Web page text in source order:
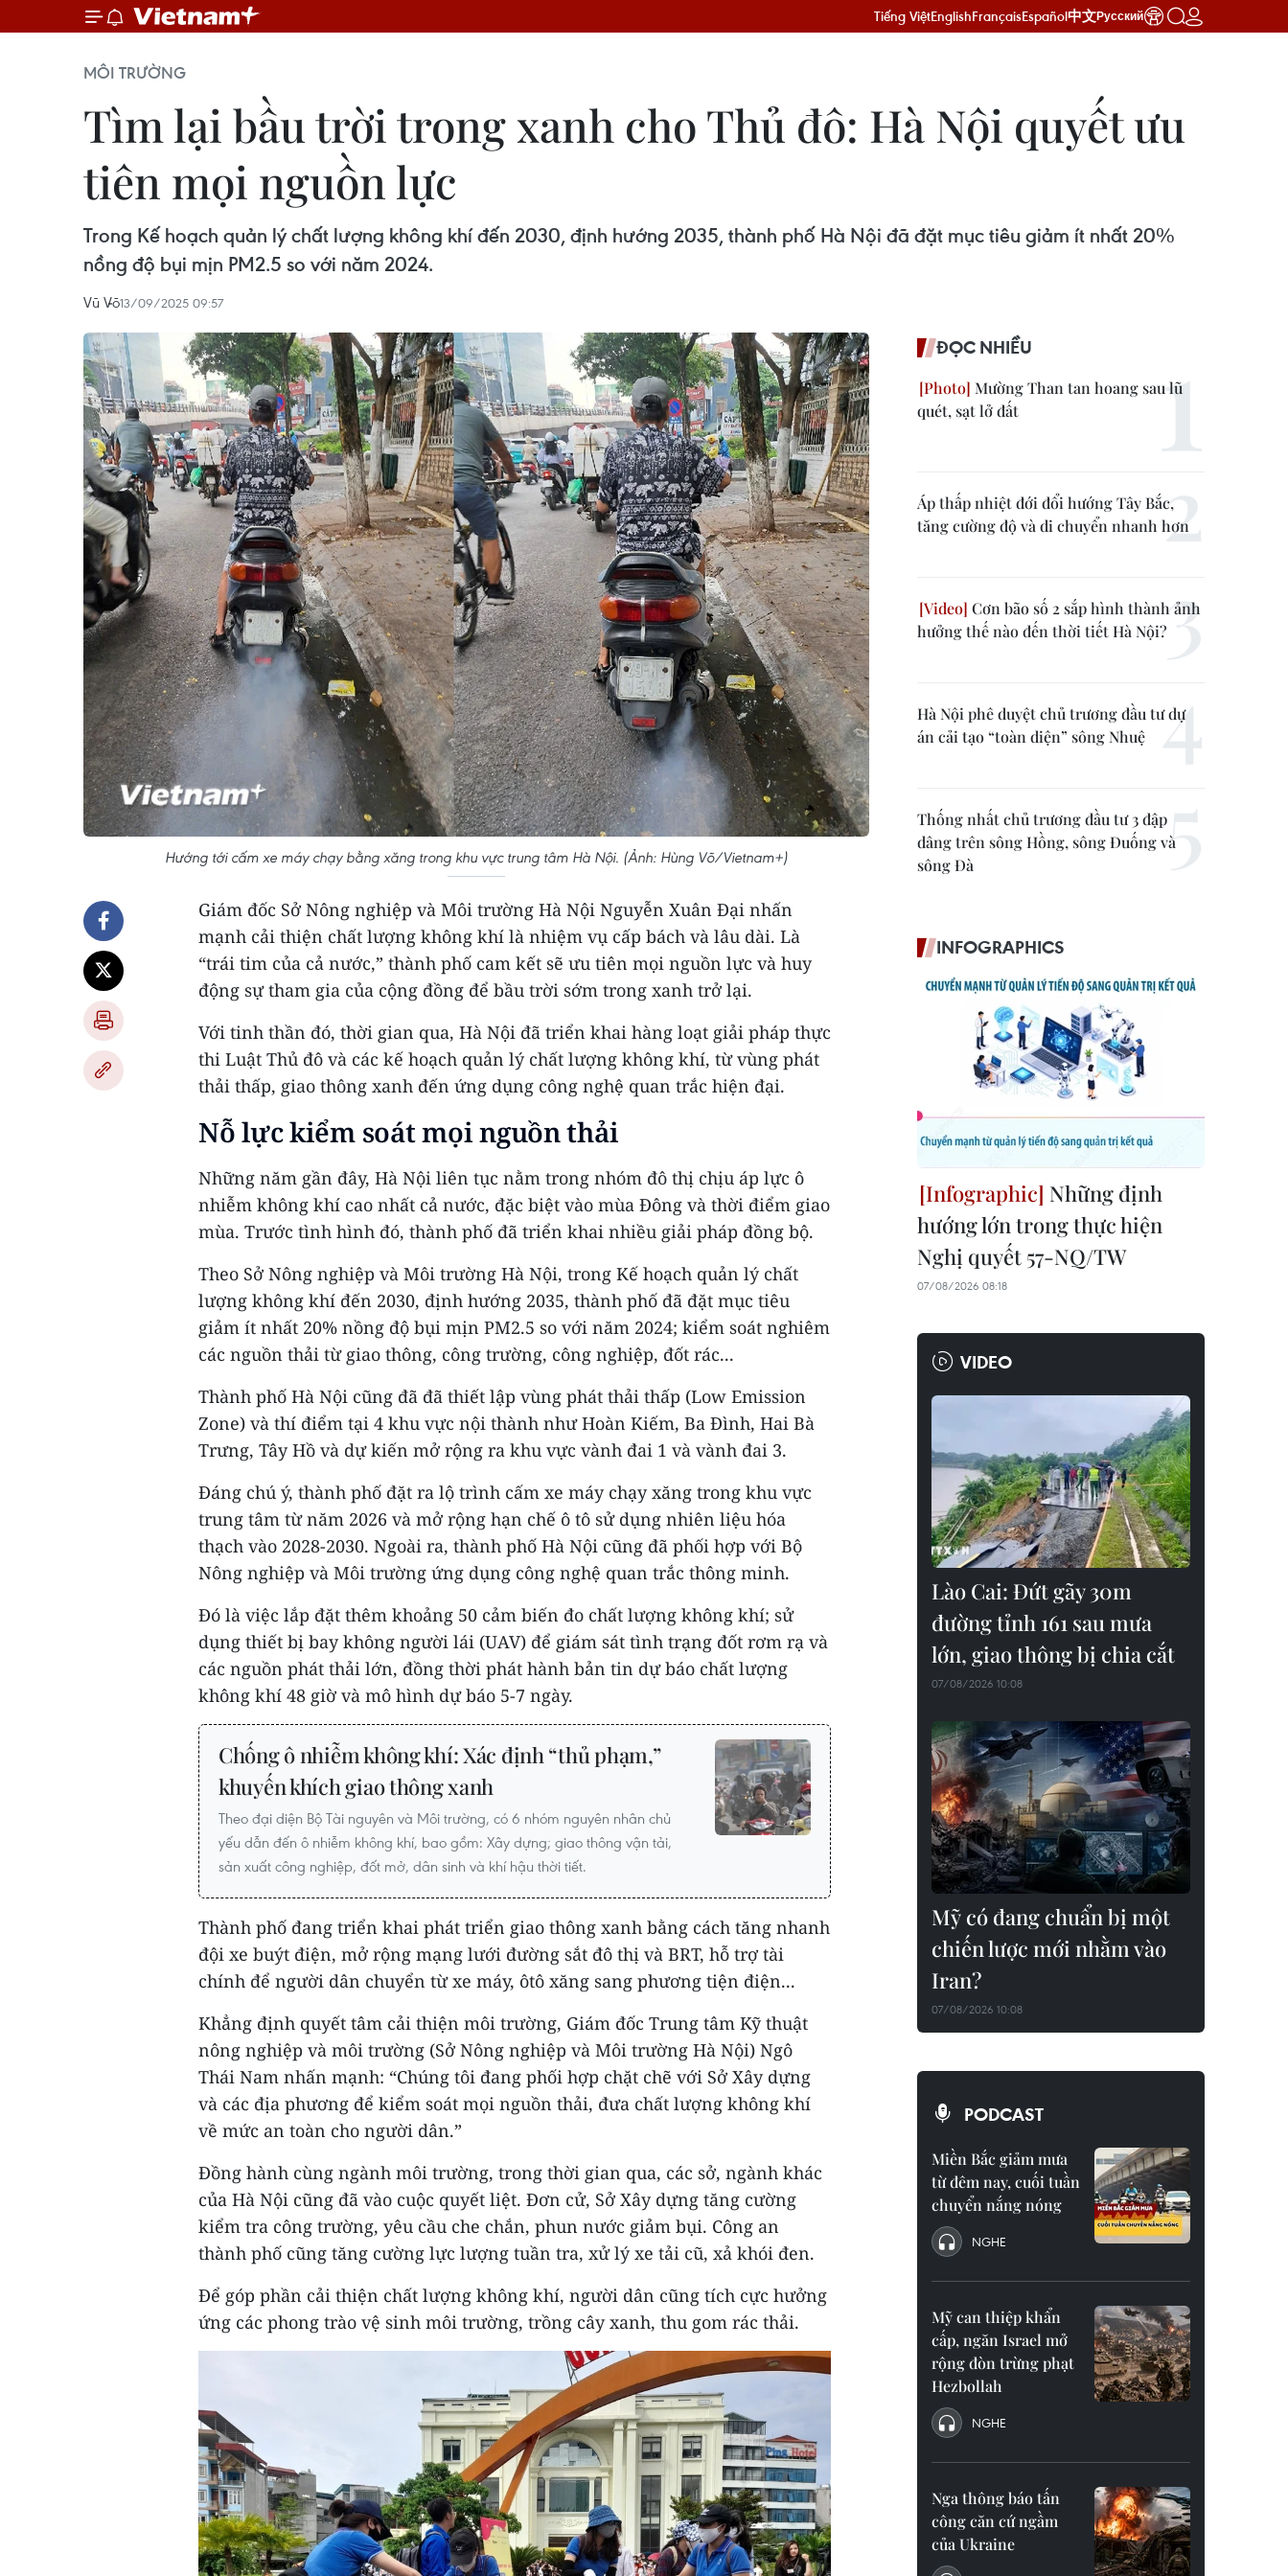
Tiếng ViệtEnglishFrançaisEspañol中文Русский
MÔI TRƯỜNG
Tìm lại bầu trời trong xanh cho Thủ đô: Hà Nội quyết ưu
tiên mọi nguồn lực
Trong Kế hoạch quản lý chất lượng không khí đến 2030, định hướng 2035, thành phố Hà Nội đã đặt mục tiêu giảm ít nhất 20%
nồng độ bụi mịn PM2.5 so với năm 2024.
Vũ Võ13/09/2025 09:57
Hướng tới cấm xe máy chạy bằng xăng trong khu vực trung tâm Hà Nội. (Ảnh: Hùng Võ/Vietnam+)
Giám đốc Sở Nông nghiệp và Môi trường Hà Nội Nguyễn Xuân Đại nhấn
mạnh cải thiện chất lượng không khí là nhiệm vụ cấp bách và lâu dài. Là
“trái tim của cả nước,” thành phố cam kết sẽ ưu tiên mọi nguồn lực và huy
động sự tham gia của cộng đồng để bầu trời sớm trong xanh trở lại.
Với tinh thần đó, thời gian qua, Hà Nội đã triển khai hàng loạt giải pháp thực
thi Luật Thủ đô và các kế hoạch quản lý chất lượng không khí, từ vùng phát
thải thấp, giao thông xanh đến ứng dụng công nghệ quan trắc hiện đại.
Nỗ lực kiểm soát mọi nguồn thải
Những năm gần đây, Hà Nội liên tục nằm trong nhóm đô thị chịu áp lực ô
nhiễm không khí cao nhất cả nước, đặc biệt vào mùa Đông và thời điểm giao
mùa. Trước tình hình đó, thành phố đã triển khai nhiều giải pháp đồng bộ.
Theo Sở Nông nghiệp và Môi trường Hà Nội, trong Kế hoạch quản lý chất
lượng không khí đến 2030, định hướng 2035, thành phố đã đặt mục tiêu
giảm ít nhất 20% nồng độ bụi mịn PM2.5 so với năm 2024; kiểm soát nghiêm
các nguồn thải từ giao thông, công trường, công nghiệp, đốt rác...
Thành phố Hà Nội cũng đã đã thiết lập vùng phát thải thấp (Low Emission
Zone) và thí điểm tại 4 khu vực nội thành như Hoàn Kiếm, Ba Đình, Hai Bà
Trưng, Tây Hồ và dự kiến mở rộng ra khu vực vành đai 1 và vành đai 3.
Đáng chú ý, thành phố đặt ra lộ trình cấm xe máy chạy xăng trong khu vực
trung tâm từ năm 2026 và mở rộng hạn chế ô tô sử dụng nhiên liệu hóa
thạch vào 2028-2030. Ngoài ra, thành phố Hà Nội cũng đã phối hợp với Bộ
Nông nghiệp và Môi trường ứng dụng công nghệ quan trắc thông minh.
Đó là việc lắp đặt thêm khoảng 50 cảm biến đo chất lượng không khí; sử
dụng thiết bị bay không người lái (UAV) để giám sát tình trạng đốt rơm rạ và
các nguồn phát thải lớn, đồng thời phát hành bản tin dự báo chất lượng
không khí 48 giờ và mô hình dự báo 5-7 ngày.
Chống ô nhiễm không khí: Xác định “thủ phạm,”
khuyến khích giao thông xanh
Theo đại diện Bộ Tài nguyên và Môi trường, có 6 nhóm nguyên nhân chủ
yếu dẫn đến ô nhiễm không khí, bao gồm: Xây dựng; giao thông vận tải,
sản xuất công nghiệp, đốt mở, dân sinh và khí hậu thời tiết.
Thành phố đang triển khai phát triển giao thông xanh bằng cách tăng nhanh
đội xe buýt điện, mở rộng mạng lưới đường sắt đô thị và BRT, hỗ trợ tài
chính để người dân chuyển từ xe máy, ôtô xăng sang phương tiện điện...
Khẳng định quyết tâm cải thiện môi trường, Giám đốc Trung tâm Kỹ thuật
nông nghiệp và môi trường (Sở Nông nghiệp và Môi trường Hà Nội) Ngô
Thái Nam nhấn mạnh: “Chúng tôi đang phối hợp chặt chẽ với Sở Xây dựng
và các địa phương để kiểm soát mọi nguồn thải, đưa chất lượng không khí
về mức an toàn cho người dân.”
Đồng hành cùng ngành môi trường, trong thời gian qua, các sở, ngành khác
của Hà Nội cũng đã vào cuộc quyết liệt. Đơn cử, Sở Xây dựng tăng cường
kiểm tra công trường, yêu cầu che chắn, phun nước giảm bụi. Công an
thành phố cũng tăng cường lực lượng tuần tra, xử lý xe tải cũ, xả khói đen.
Để góp phần cải thiện chất lượng không khí, người dân cũng tích cực hưởng
ứng các phong trào vệ sinh môi trường, trồng cây xanh, thu gom rác thải.
ĐỌC NHIỀU
Mường Than tan hoang sau lũ
quét, sạt lở đất
Áp thấp nhiệt đới đổi hướng Tây Bắc,
tăng cường độ và di chuyển nhanh hơn
Cơn bão số 2 sắp hình thành ảnh
hưởng thế nào đến thời tiết Hà Nội?
Hà Nội phê duyệt chủ trương đầu tư dự
án cải tạo “toàn diện” sông Nhuệ
Thống nhất chủ trương đầu tư 3 đập
dâng trên sông Hồng, sông Đuống và
sông Đà
INFOGRAPHICS
Những định
hướng lớn trong thực hiện
Nghị quyết 57-NQ/TW
07/08/2026 08:18
VIDEO
Lào Cai: Đứt gãy 30m
đường tỉnh 161 sau mưa
lớn, giao thông bị chia cắt
07/08/2026 10:08
Mỹ có đang chuẩn bị một
chiến lược mới nhằm vào
Iran?
07/08/2026 10:08
PODCAST
Miền Bắc giảm mưa
từ đêm nay, cuối tuần
chuyển nắng nóng
NGHE
Mỹ can thiệp khẩn
cấp, ngăn Israel mở
rộng đòn trừng phạt
Hezbollah
NGHE
Nga thông báo tấn
công căn cứ ngầm
của Ukraine